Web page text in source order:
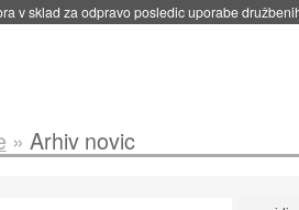
v sklad za odpravo posledic uporabe
» Arhiv novic